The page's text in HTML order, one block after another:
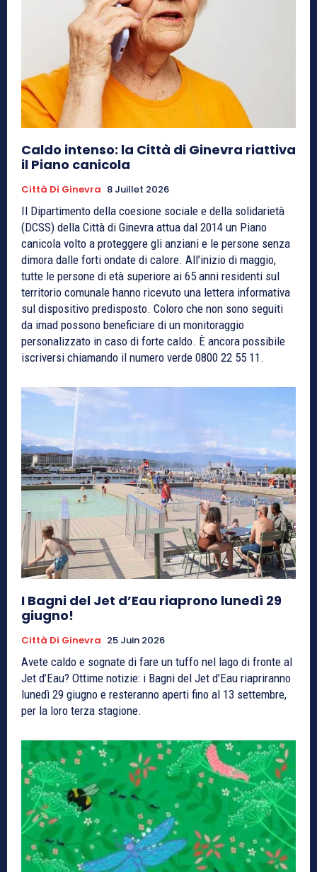
Caldo intenso: la Città di Ginevra riattiva
il Piano canicola
Città Di Ginevra 8 Juillet 2026
Il Dipartimento della coesione sociale e della solidarietà
(DCSS) della Città di Ginevra attua dal 2014 un Piano
canicola volto a proteggere gli anziani e le persone senza
dimora dalle forti ondate di calore. All’inizio di maggio,
tutte le persone di età superiore ai 65 anni residenti sul
territorio comunale hanno ricevuto una lettera informativa
sul dispositivo predisposto. Coloro che non sono seguiti
da imad possono beneficiare di un monitoraggio
personalizzato in caso di forte caldo. È ancora possibile
iscriversi chiamando il numero verde 0800 22 55 11.
I Bagni del Jet d’Eau riaprono lunedì 29
giugno!
Città Di Ginevra 25 Juin 2026
Avete caldo e sognate di fare un tuffo nel lago di fronte al
Jet d’Eau? Ottime notizie: i Bagni del Jet d’Eau riapriranno
lunedì 29 giugno e resteranno aperti fino al 13 settembre,
per la loro terza stagione.